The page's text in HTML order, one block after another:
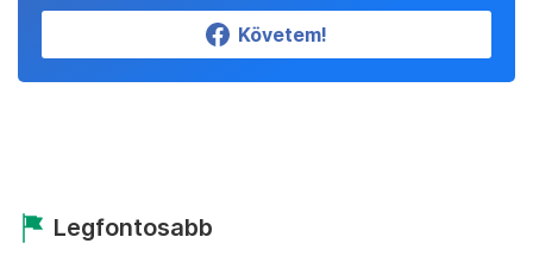
Követem!
Legfontosabb